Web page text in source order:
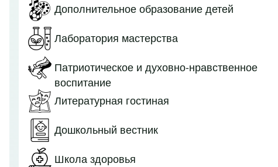
Дополнительное образование детей
Лаборатория мастерства
Патриотическое и духовно-нравственное
воспитание
Литературная гостиная
Дошкольный вестник
Школа здоровья